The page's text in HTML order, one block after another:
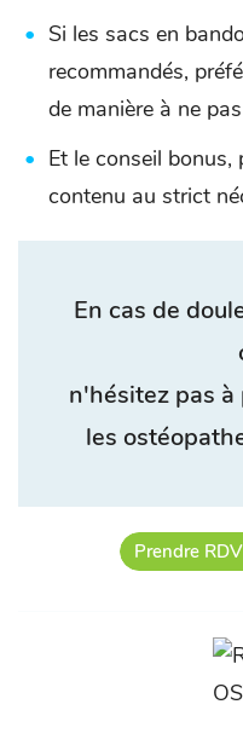
Si les sacs en
recommandés,
de manière à ne
Et le conseil
contenu au strict
En cas de
n'hésitez pas
les
Prendre